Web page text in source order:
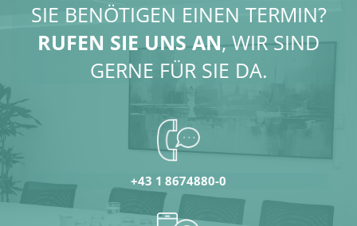
SIE BENÖTIGEN EINEN TERMIN?
RUFEN SIE UNS AN, WIR SIND
GERNE FÜR SIE DA.
+43 1 8674880-0